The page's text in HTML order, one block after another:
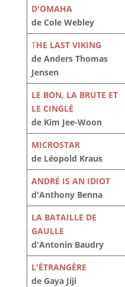
D'OMAHA
de Cole Webley
THE LAST VIKING
de Anders Thomas
Jensen
LE BON, LA BRUTE ET
LE CINGLÉ
de Kim Jee-Woon
MICROSTAR
de Léopold Kraus
ANDRÉ IS AN IDIOT
d'Anthony Benna
LA BATAILLE DE
GAULLE
d'Antonin Baudry
L'ÉTRANGÈRE
de Gaya Jiji